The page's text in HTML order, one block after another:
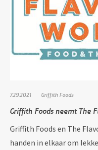
7.29.2021 Griffith Foods
Griffith Foods neemt The
Griffith Foods en The
handen in elkaar om